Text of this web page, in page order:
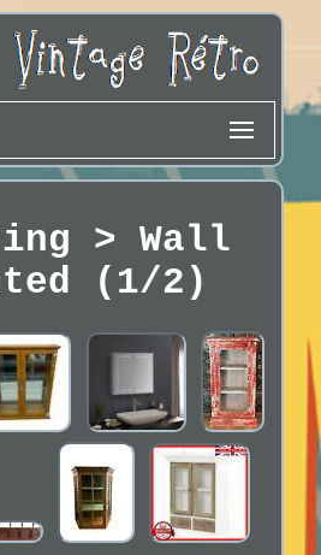
> Wall
(1/2)